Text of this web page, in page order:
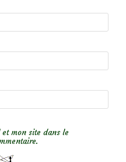
mon site dans le